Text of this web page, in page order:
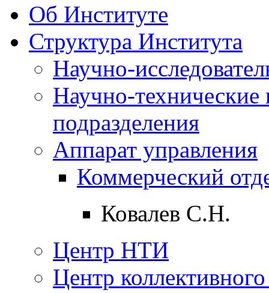
Об Институте
Структура Института
Научно-
Научно-технические
подразделения
Аппарат управления
Коммерческий
Ковалев С.Н.
Центр НТИ
Центр